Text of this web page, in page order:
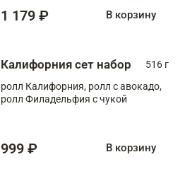
1 179 ₽ В корзину
Калифорния сет набор
516 г
ролл Калифорния, ролл с авокадо,
ролл Филадельфия с чукой
999 ₽ В корзину